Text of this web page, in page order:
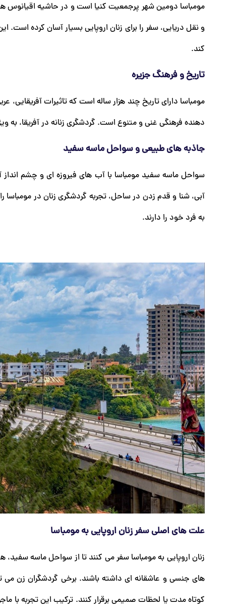
مومباسا دومین شهر پرجمعیت کنیا است و در حاشیه اقیانوس
و نقل دریایی، سفر را برای زنان اروپایی بسیار آسان کرده است.
کند.
تاریخ و فرهنگ جزیره
مومباسا دارای تاریخ چند هزار ساله است که تاثیرات
دهنده فرهنگی غنی و متنوع است. گردشگری زنانه در آفریقا، به
جاذبه های طبیعی و سواحل ماسه سفید
سواحل ماسه سفید مومباسا با آب های فیروزه ای و چشم
آبی، شنا و قدم زدن در ساحل، تجربه گردشگری زنان در
به فرد خود را دارند.
علت های اصلی سفر زنان اروپایی به مومباسا
زنان اروپایی به مومباسا سفر می کنند تا از سواحل ماسه
های جنسی و عاشقانه ای داشته باشند. برخی گردشگران زن می
کوتاه مدت یا لحظات صمیمی برقرار کنند. ترکیب این تجربه با